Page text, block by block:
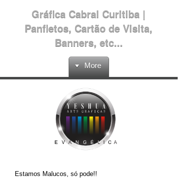
Gráfica Cabral Curitiba |
Panfletos, Cartão de Visita,
Banners, etc...
More
Estamos Malucos, só pode!!